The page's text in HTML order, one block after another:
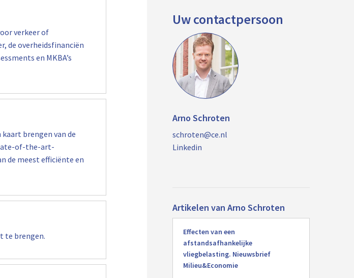
verkeer of
de overheidsfinanciën
en MKBA’s
brengen van de
of-the-art-
de meest efficiënte en
te brengen.
Uw contactpersoon
Arno Schroten
schroten@ce.nl
Linkedin
Artikelen van Arno Schroten
Effecten van een
afstandsafhankelijke
vliegbelasting. Nieuwsbrief
Milieu&Economie
meer